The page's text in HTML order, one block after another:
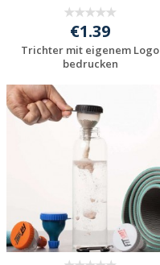
€1.39
Trichter mit eigenem Logo
bedrucken
Individuelle
Werbeartikel
anfragen